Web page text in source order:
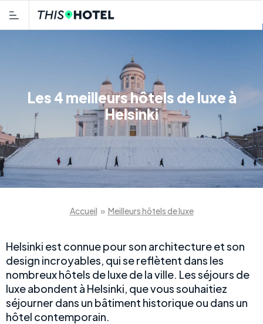
Les 4 meilleurs hôtels de luxe à
Helsinki
Accueil » Meilleurs hôtels de luxe
Helsinki est connue pour son architecture et son
design incroyables, qui se reflètent dans les
nombreux hôtels de luxe de la ville. Les séjours de
luxe abondent à Helsinki, que vous souhaitiez
séjourner dans un bâtiment historique ou dans un
hôtel contemporain.